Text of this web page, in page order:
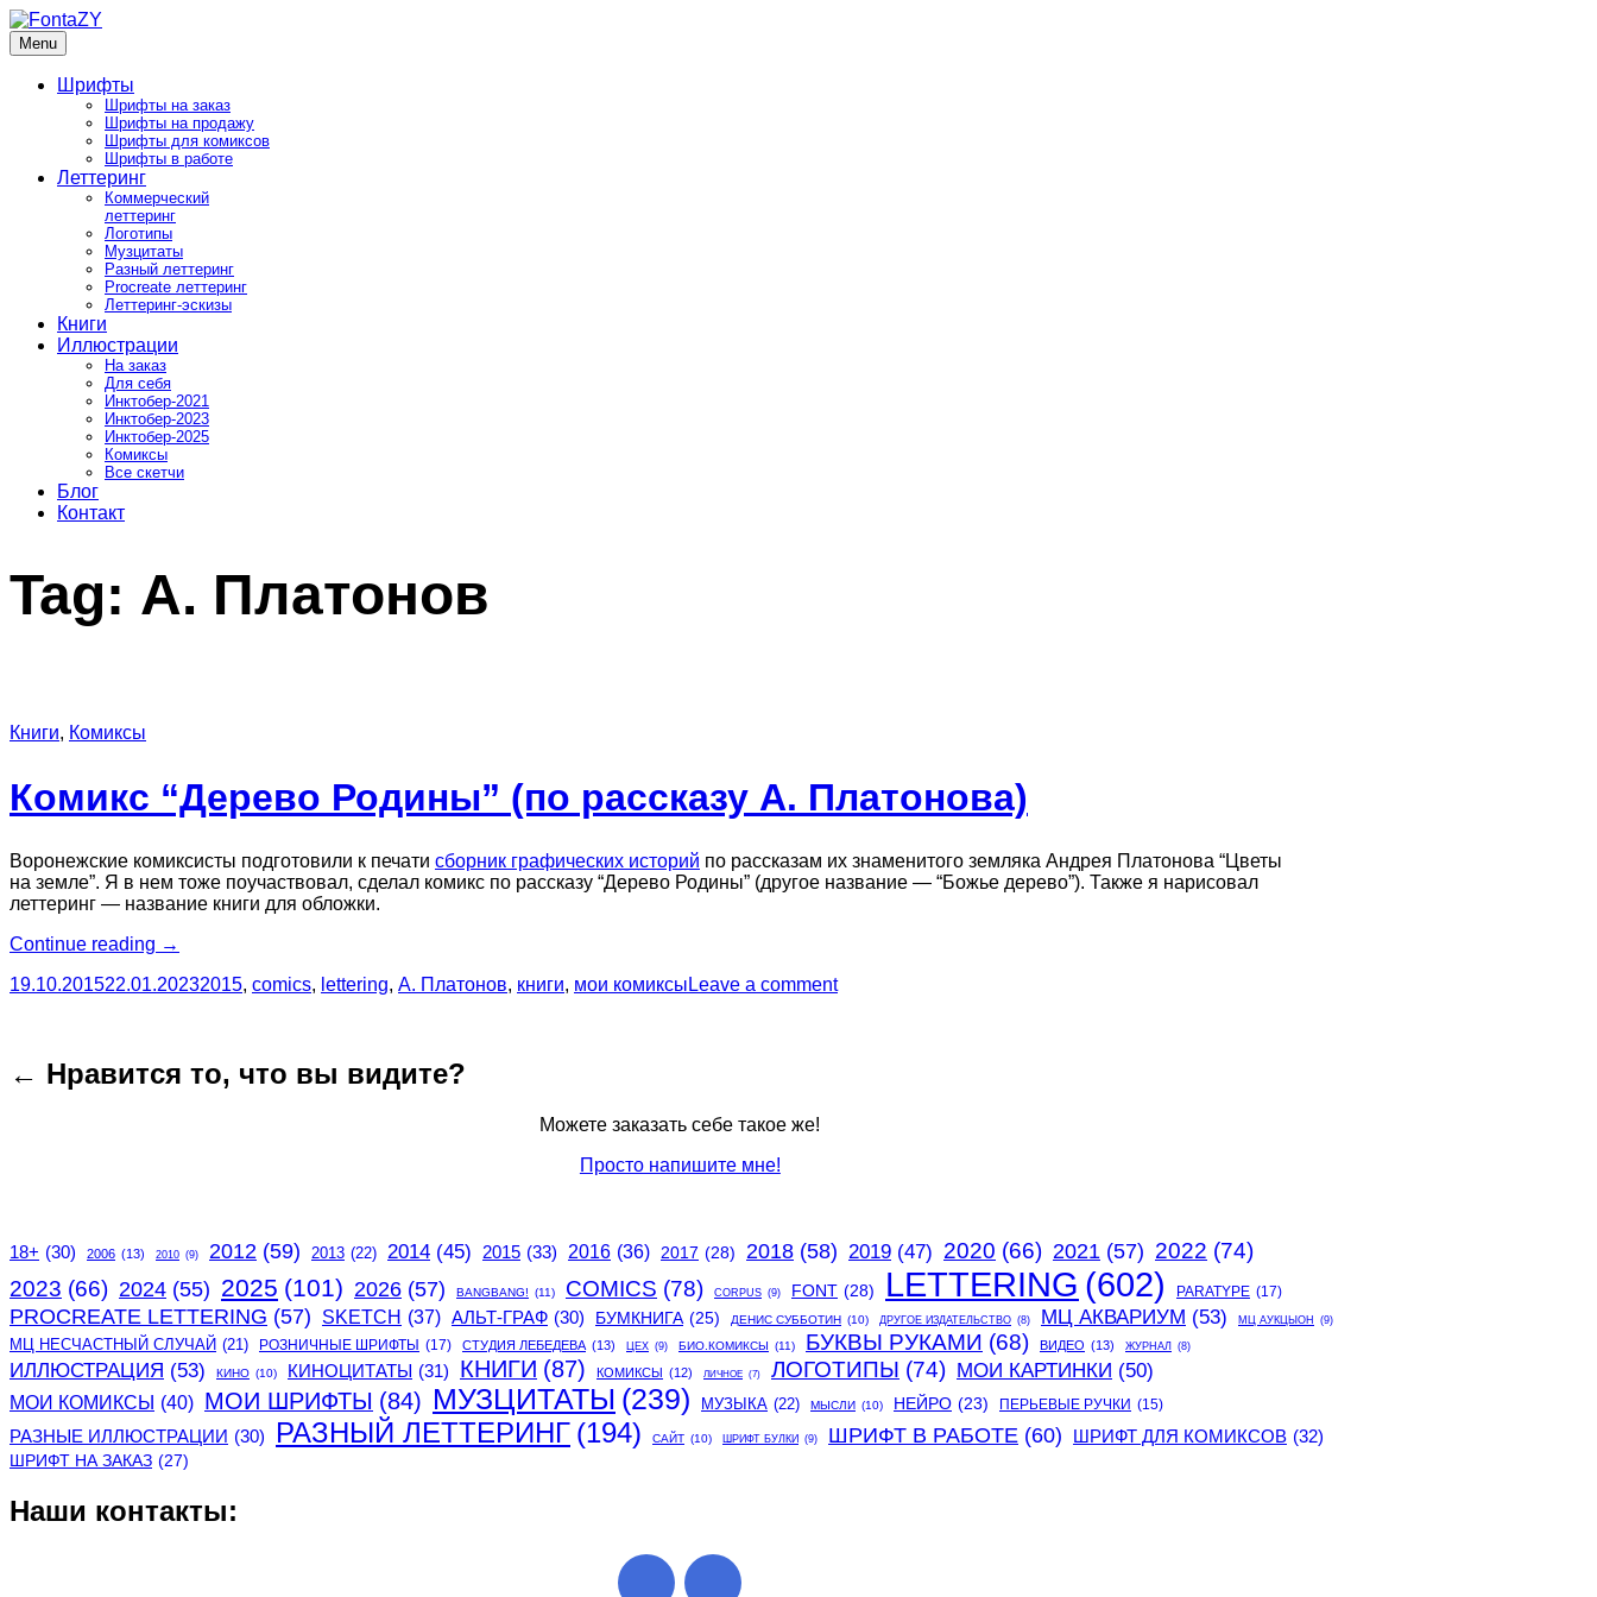
Skip
to
content
FontaZY
Fonts and pictures by Zakhar Yaschin
Menu
Шрифты
Шрифты на заказ
Шрифты на продажу
Шрифты для комиксов
Шрифты в работе
Леттеринг
Коммерческий
леттеринг
Логотипы
Музцитаты
Разный леттеринг
Procreate леттеринг
Леттеринг-эскизы
Книги
Иллюстрации
На заказ
Для себя
Инктобер-2021
Инктобер-2023
Инктобер-2025
Комиксы
Все скетчи
Блог
Контакт
Tag: А. Платонов
Книги, Комиксы
Комикс “Дерево Родины” (по рассказу А. Платонова)
Воронежские комиксисты подготовили к печати сборник графических историй по рассказам их знаменитого земляка Андрея Платонова “Цветы
на земле”. Я в нем тоже поучаствовал, сделал комикс по рассказу “Дерево Родины” (другое название — “Божье дерево”). Также я нарисовал
леттеринг — название книги для обложки.
Continue reading “Комикс
Родины”
→
19.10.201522.01.20232015, comics, lettering, А. Платонов, книги, мои комиксыLeave a comment
← Нравится то, что вы видите?
Можете заказать себе такое же!
Просто напишите мне!
18+ (30) 2006 (13) 2010 (9) 2012 (59) 2013 (22) 2014 (45) 2015 (33) 2016 (36) 2017 (28) 2018 (58) 2019 (47) 2020 (66) 2021 (57) 2022 (74)
2023 (66) 2024 (55) 2025 (101) 2026 (57) BANGBANG! (11) COMICS (78) CORPUS (9) FONT (28) LETTERING (602) PARATYPE (17)
PROCREATE LETTERING (57) SKETCH (37) АЛЬТ-ГРАФ (30) БУМКНИГА (25) ДЕНИС СУББОТИН (10) ДРУГОЕ ИЗДАТЕЛЬСТВО (8) МЦ АКВАРИУМ (53) МЦ АУКЦЫОН (9)
МЦ НЕСЧАСТНЫЙ СЛУЧАЙ (21) РОЗНИЧНЫЕ ШРИФТЫ (17) СТУДИЯ ЛЕБЕДЕВА (13) ЦЕХ (9) БИО.КОМИКСЫ (11) БУКВЫ РУКАМИ (68) ВИДЕО (13) ЖУРНАЛ (8)
ИЛЛЮСТРАЦИЯ (53) КИНО (10) КИНОЦИТАТЫ (31) КНИГИ (87) КОМИКСЫ (12) ЛИЧНОЕ (7) ЛОГОТИПЫ (74) МОИ КАРТИНКИ (50)
МОИ КОМИКСЫ (40) МОИ ШРИФТЫ (84) МУЗЦИТАТЫ (239) МУЗЫКА (22) МЫСЛИ (10) НЕЙРО (23) ПЕРЬЕВЫЕ РУЧКИ (15)
РАЗНЫЕ ИЛЛЮСТРАЦИИ (30) РАЗНЫЙ ЛЕТТЕРИНГ (194) САЙТ (10) ШРИФТ БУЛКИ (9) ШРИФТ В РАБОТЕ (60) ШРИФТ ДЛЯ КОМИКСОВ (32)
ШРИФТ НА ЗАКАЗ (27)
Наши контакты: